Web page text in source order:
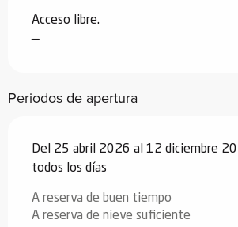
Acceso libre.
—
Periodos de apertura
Del 25 abril 2026 al 12 diciembre
todos los días
A reserva de buen tiempo
A reserva de nieve suficiente